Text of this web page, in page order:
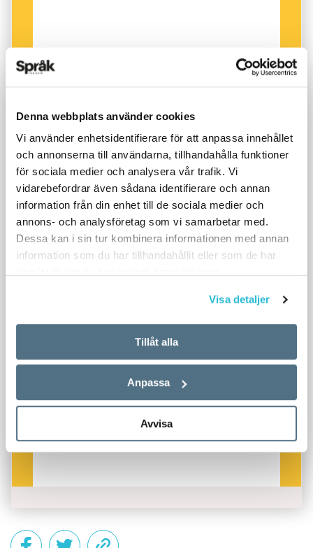
Denna webbplats använder cookies
Vi använder enhetsidentifierare för att anpassa innehållet
och annonserna till användarna, tillhandahålla funktioner
för sociala medier och analysera vår trafik. Vi
vidarebefordrar även sådana identifierare och annan
information från din enhet till de sociala medier och
annons- och analysföretag som vi samarbetar med.
Dessa kan i sin tur kombinera informationen med annan
information som du har tillhandahållit eller som de har
Visa detaljer
Tillåt alla
Anpassa
Avvisa